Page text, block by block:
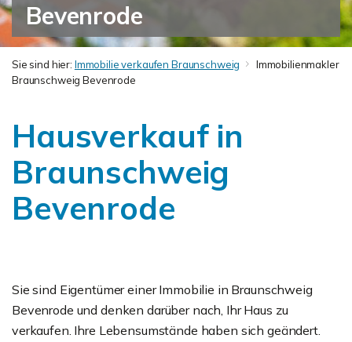
Bevenrode
Sie sind hier: Immobilie verkaufen Braunschweig
Immobilienmakler
Braunschweig Bevenrode
Hausverkauf in
Braunschweig
Bevenrode
Sie sind Eigentümer einer Immobilie in Braunschweig
Bevenrode und denken darüber nach, Ihr Haus zu
verkaufen. Ihre Lebensumstände haben sich geändert.